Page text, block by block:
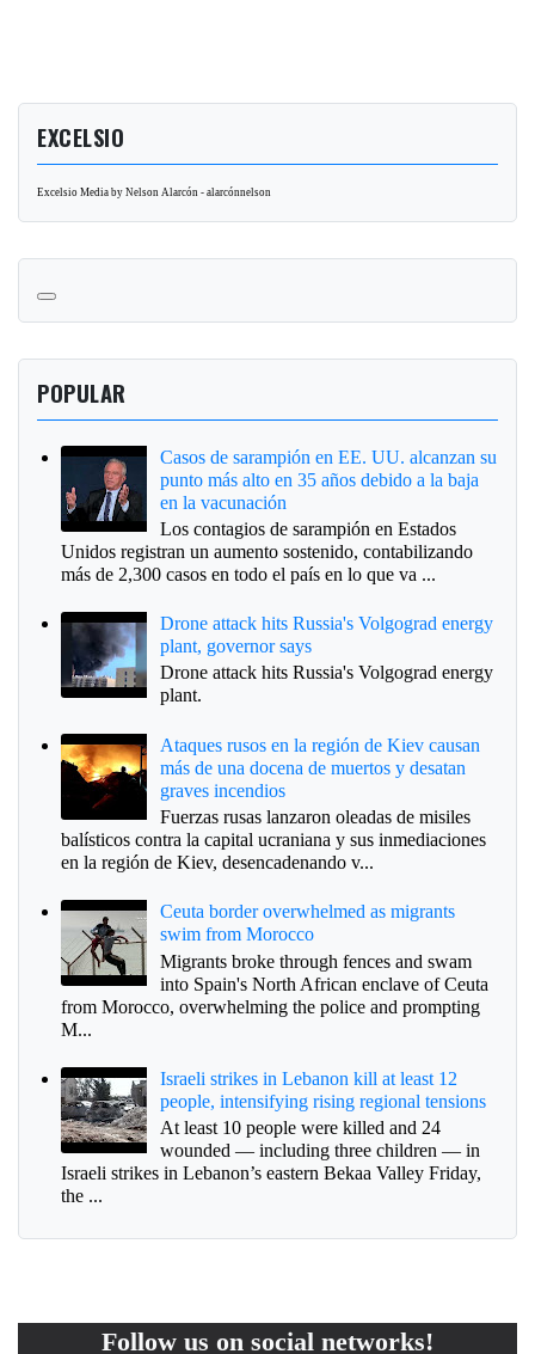
EXCELSIO
Excelsio Media by Nelson Alarcón - alarcónnelson
POPULAR
Casos de sarampión en EE. UU. alcanzan su
punto más alto en 35 años debido a la baja
en la vacunación
Los contagios de sarampión en Estados
Unidos registran un aumento sostenido, contabilizando
más de 2,300 casos en todo el país en lo que va ...
Drone attack hits Russia's Volgograd energy
plant, governor says
Drone attack hits Russia's Volgograd energy
plant.
Ataques rusos en la región de Kiev causan
más de una docena de muertos y desatan
graves incendios
Fuerzas rusas lanzaron oleadas de misiles
balísticos contra la capital ucraniana y sus inmediaciones
en la región de Kiev, desencadenando v...
Ceuta border overwhelmed as migrants
swim from Morocco
Migrants broke through fences and swam
into Spain's North African enclave of Ceuta
from Morocco, overwhelming the police and prompting
M...
Israeli strikes in Lebanon kill at least 12
people, intensifying rising regional tensions
At least 10 people were killed and 24
wounded — including three children — in
Israeli strikes in Lebanon’s eastern Bekaa Valley Friday,
the ...
Follow us on social networks!